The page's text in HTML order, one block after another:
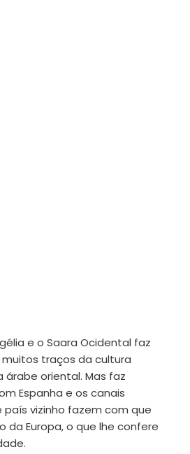
e o Saara Ocidental faz
traços da cultura
oriental. Mas faz
Espanha e os canais
vizinho fazem com que
da Europa, o que lhe confere